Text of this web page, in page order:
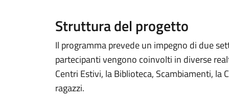
Struttura del progetto
Il programma prevede un impegno di due
partecipanti vengono coinvolti in diverse
Centri Estivi, la Biblioteca, Scambiamenti,
ragazzi.